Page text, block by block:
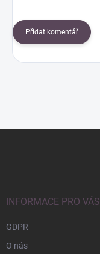
Přidat komentář
INFORMACE PRO VÁS
GDPR
O nás